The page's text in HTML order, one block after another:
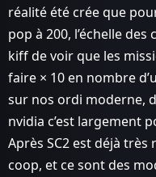
réalité été crée que
pop à 200, l’échelle
kiff de voir que les
faire × 10 en nombre
sur nos ordi moderne,
nvidia c’est largement
Après SC2 est déjà
coop, et ce sont des